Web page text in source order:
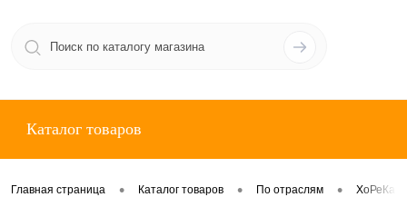
Каталог товаров
Главная страница • Каталог товаров • По отраслям • ХоРеКа